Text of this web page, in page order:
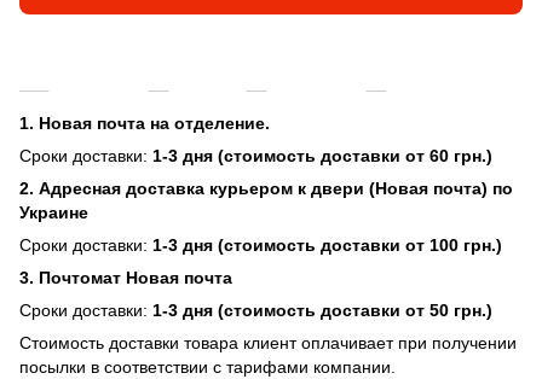
1. Новая почта на отделение.
Сроки доставки: 1-3 дня (стоимость доставки от 60 грн.)
2. Адресная доставка курьером к двери (Новая почта) по
Украине
Сроки доставки: 1-3 дня (стоимость доставки от 100 грн.)
3. Почтомат Новая почта
Сроки доставки: 1-3 дня (стоимость доставки от 50 грн.)
Стоимость доставки товара клиент оплачивает при получении
посылки в соответствии с тарифами компании.